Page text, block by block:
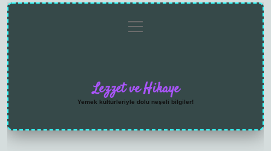
menüyü
aç
Lezzet ve Hikaye
Yemek kültürleriyle dolu neşeli bilgiler!